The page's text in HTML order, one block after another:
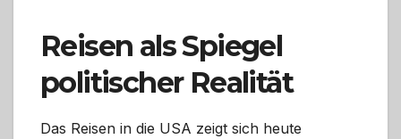
Reisen als Spiegel
politischer Realität
Das Reisen in die USA zeigt sich heute